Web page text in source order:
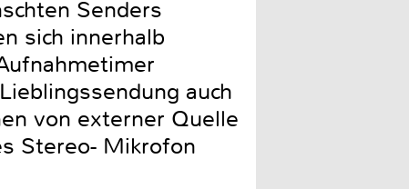
Senders
sich innerhalb
auch
von externer Quelle
Stereo- Mikrofon